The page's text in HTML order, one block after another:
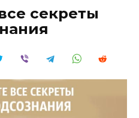
секреты